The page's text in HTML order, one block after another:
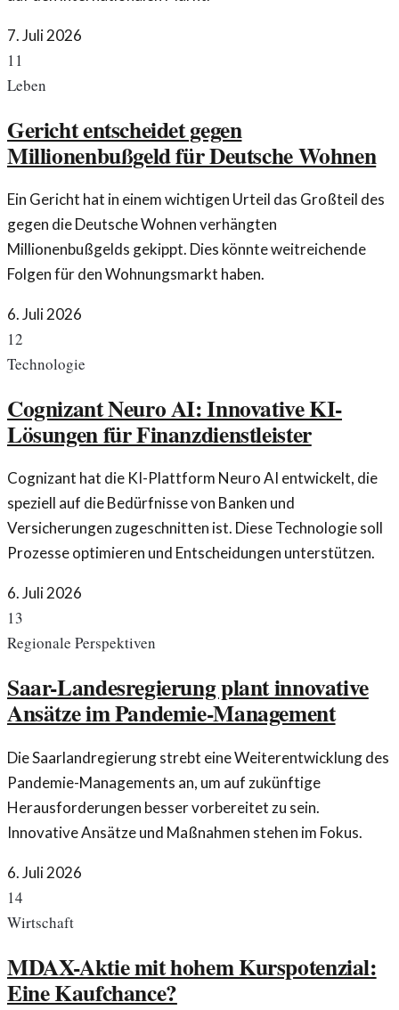
7. Juli 2026
11
Leben
Gericht entscheidet gegen
Millionenbußgeld für Deutsche Wohnen
Ein Gericht hat in einem wichtigen Urteil das Großteil des
gegen die Deutsche Wohnen verhängten
Millionenbußgelds gekippt. Dies könnte weitreichende
Folgen für den Wohnungsmarkt haben.
6. Juli 2026
12
Technologie
Cognizant Neuro AI: Innovative KI-
Lösungen für Finanzdienstleister
Cognizant hat die KI-Plattform Neuro AI entwickelt, die
speziell auf die Bedürfnisse von Banken und
Versicherungen zugeschnitten ist. Diese Technologie soll
Prozesse optimieren und Entscheidungen unterstützen.
6. Juli 2026
13
Regionale Perspektiven
Saar-Landesregierung plant innovative
Ansätze im Pandemie-Management
Die Saarlandregierung strebt eine Weiterentwicklung des
Pandemie-Managements an, um auf zukünftige
Herausforderungen besser vorbereitet zu sein.
Innovative Ansätze und Maßnahmen stehen im Fokus.
6. Juli 2026
14
Wirtschaft
MDAX-Aktie mit hohem Kurspotenzial:
Eine Kaufchance?